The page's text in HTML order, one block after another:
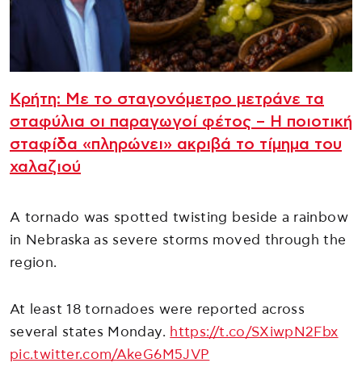
Κρήτη: Με το σταγονόμετρο μετράνε τα
σταφύλια οι παραγωγοί φέτος – Η ποιοτική
σταφίδα «πληρώνει» ακριβά το τίμημα του
χαλαζιού
A tornado was spotted twisting beside a rainbow
in Nebraska as severe storms moved through the
region.
At least 18 tornadoes were reported across
several states Monday. https://t.co/SXiwpN2Fbx
pic.twitter.com/AkeG6M5JVP